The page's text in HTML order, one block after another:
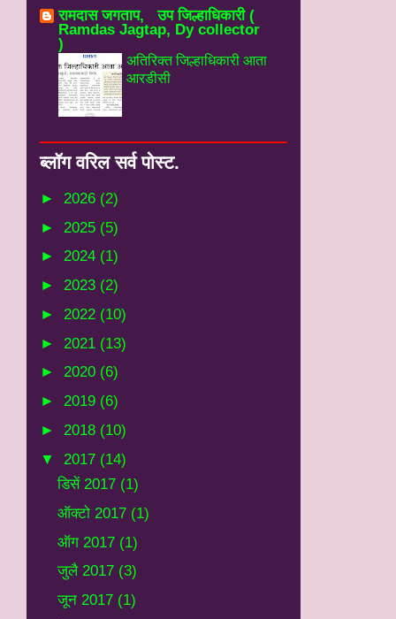
रामदास जगताप, उप जिल्हाधिकारी (
Ramdas Jagtap, Dy collector
)
अतिरिक्त जिल्हाधिकारी आता
आरडीसी
ब्‍लॉग वरिल सर्व पोस्‍ट.
► 2026 (2)
► 2025 (5)
► 2024 (1)
► 2023 (2)
► 2022 (10)
► 2021 (13)
► 2020 (6)
► 2019 (6)
► 2018 (10)
▼ 2017 (14)
डिसें 2017 (1)
ऑक्टो 2017 (1)
ऑग 2017 (1)
जुलै 2017 (3)
जून 2017 (1)